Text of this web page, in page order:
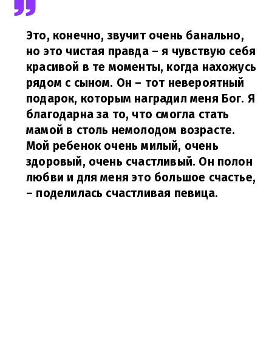
Это, конечно, звучит очень банально,
но это чистая правда – я чувствую себя
красивой в те моменты, когда нахожусь
рядом с сыном. Он – тот невероятный
подарок, которым наградил меня Бог. Я
благодарна за то, что смогла стать
мамой в столь немолодом возрасте.
Мой ребенок очень милый, очень
здоровый, очень счастливый. Он полон
любви и для меня это большое счастье,
– поделилась счастливая певица.